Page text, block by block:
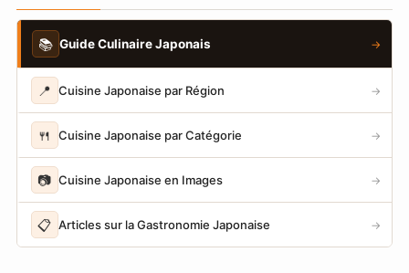
📚 Guide Culinaire Japonais →
📍 Cuisine Japonaise par Région →
🍴 Cuisine Japonaise par Catégorie →
📷 Cuisine Japonaise en Images →
📋 Articles sur la Gastronomie Japonaise →